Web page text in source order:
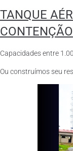
TANQUE
CONTENÇÃO
Capacidades entre
Ou construímos seu